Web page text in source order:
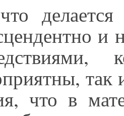
и
так
что в